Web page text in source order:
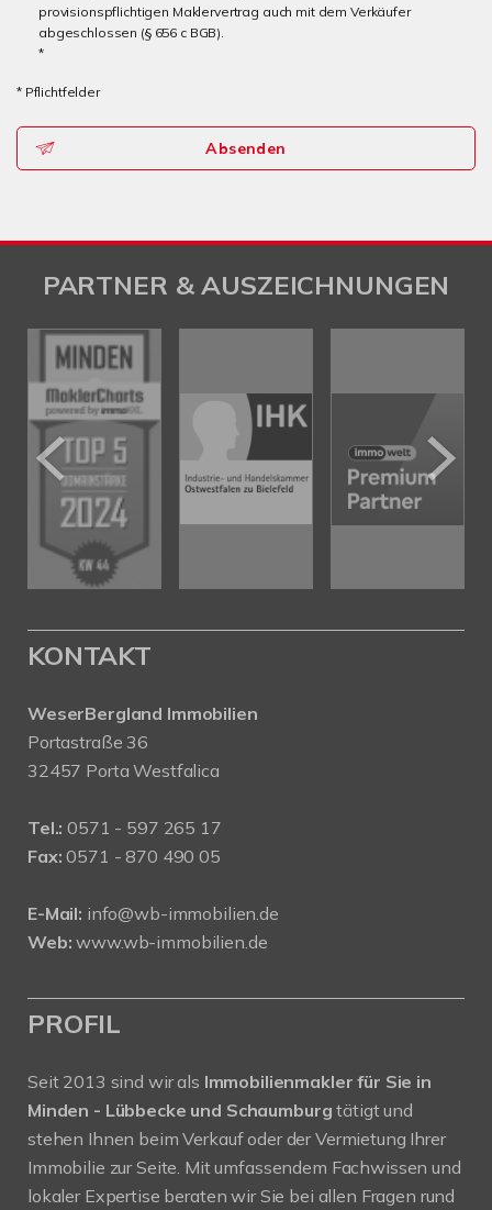
provisionspflichtigen Maklervertrag auch mit dem Verkäufer
abgeschlossen (§ 656 c BGB).
*
* Pflichtfelder
Absenden
PARTNER & AUSZEICHNUNGEN
KONTAKT
WeserBergland Immobilien
Portastraße 36
32457 Porta Westfalica
Tel.: 0571 - 597 265 17
Fax: 0571 - 870 490 05
E-Mail: info@wb-immobilien.de
Web: www.wb-immobilien.de
PROFIL
Seit 2013 sind wir als Immobilienmakler für Sie in
Minden - Lübbecke und Schaumburgtätigt und
stehen Ihnen beim Verkauf oder der Vermietung Ihrer
Immobilie zur Seite. Mit umfassendem Fachwissen und
lokaler Expertise beraten wir Sie bei allen Fragen rund